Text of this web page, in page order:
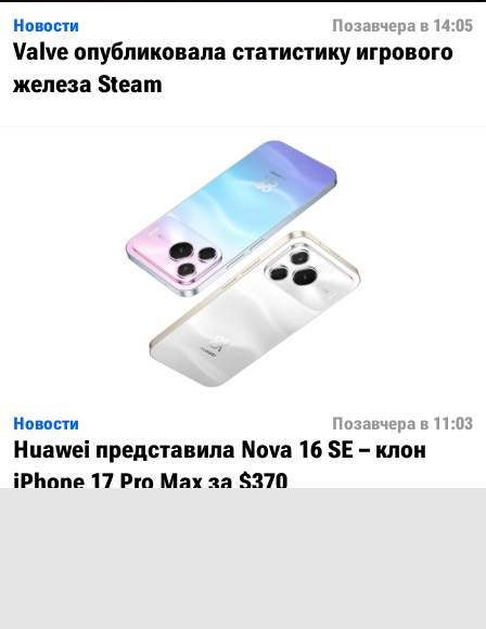
Новости Позавчера в 14:05
Valve опубликовала статистику игрового
железа Steam
Новости Позавчера в 11:03
Huawei представила Nova 16 SE – клон
iPhone 17 Pro Max за $370